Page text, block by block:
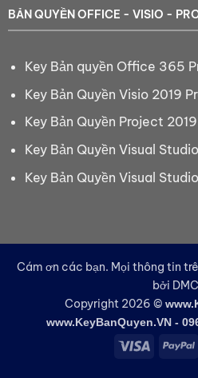
BẢN QUYỀN OFFICE - VISIO -
Key Bản quyền Office 365
Key Bản Quyền Visio 2019
Key Bản Quyền Project
Key Bản Quyền Visual
Key Bản Quyền Visual
Cám ơn các bạn. Mọi thông tin
bởi
Copyright 2026 ©
www.KeyBanQuyen.VN -
Visa